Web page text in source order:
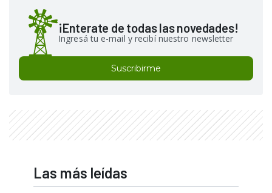
¡Enterate de todas las novedades!
Ingresá tu e-mail y recibí nuestro newsletter
Suscribirme
Las más leídas